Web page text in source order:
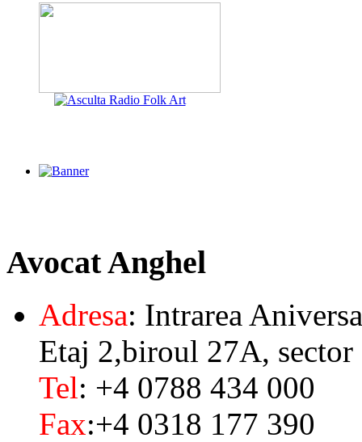
AvocatAnghel
Adresa: Intrarea
Etaj 2,biroul 27A, sector
Tel: +4 0788 434 000
Fax:+4 0318 177 390